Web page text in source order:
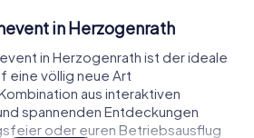
in Herzogenrath
in Herzogenrath ist der ideale
eine völlig neue Art
aus interaktiven
spannenden Entdeckungen
oder euren Betriebsausflug